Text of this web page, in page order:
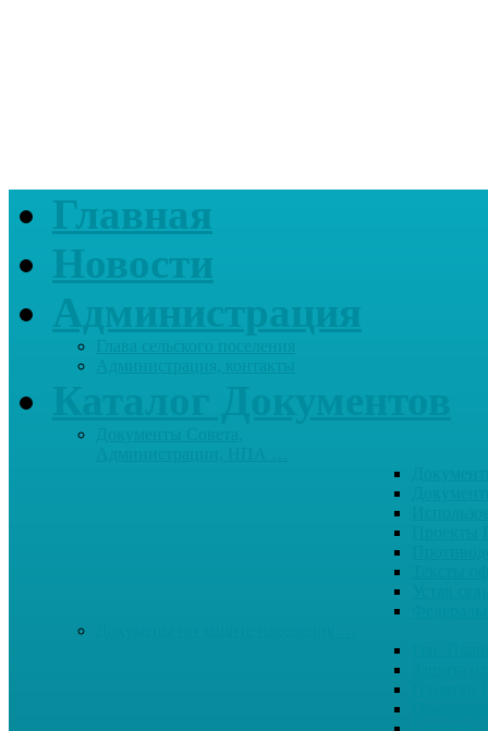
Главная
Новости
Администрация